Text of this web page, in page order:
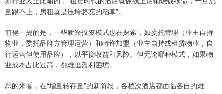
量跟不上，房租就是压垮骆驼的稻草”。
值得一提的是，一些新兴投资模式也在探索，如委托管理（业主自持
物业，委托品牌方管理运营）和特许加盟（业主自持或租赁物业，自
行运营但使用品牌），以平衡收益和风险。但无论哪种模式，如果物
业成本占比过高，都难逃盈利困境。
总的来看，在“增量转存量”的新阶段，各档次酒店都面临各自的难